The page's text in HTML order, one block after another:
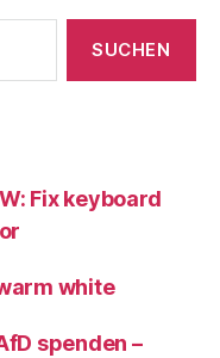
Fix keyboard
white
spenden –